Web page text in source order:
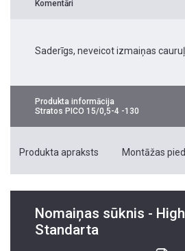
Komentāri
Saderīgs, neveicot izmaiņas
Produkta informācija
Stratos PICO 15/0,5-4 -130
Produkta apraksts Montāžas
Nomaiņas sūknis -
Standarta